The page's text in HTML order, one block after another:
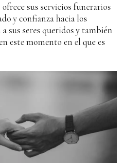
sus servicios funerarios
y confianza hacia los
sus seres queridos y también
este momento en el que es